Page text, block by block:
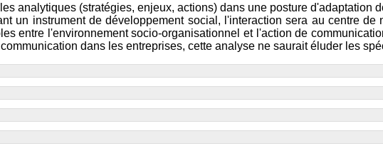
analytiques (stratégies, enjeux, actions) dans une posture
un instrument de développement social, l'interaction sera au centre
entre l'environnement socio-organisationnel et l'action de
dans les entreprises, cette analyse ne saurait éluder les